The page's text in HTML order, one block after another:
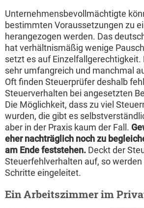
Unternehmensbevollmächtigte
bestimmten Voraussetzungen zu
herangezogen werden. Das
hat verhältnismäßig wenige
setzt es auf Einzelfallgerechtigkeit.
sehr umfangreich und manchmal
Oft finden Steuerprüfer deshalb
Steuerverhalten bei angesetzten
Die Möglichkeit, dass zu viel
wurden, die gibt es
aber in der Praxis kaum der Fall.
eher nachträglich noch zu
am Ende feststehen. Deckt der
Steuerfehlverhalten auf, so
Schritte eingeleitet.
Ein Arbeitszimmer im